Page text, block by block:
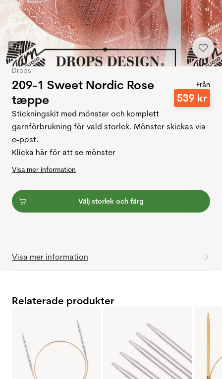
1/4
Drops
209-1 Sweet Nordic Rose
tæppe
Från
539 kr
Stickningskit med mönster och komplett
garnförbrukning för vald storlek. Mönster skickas via
e-post.
Klicka här för att se mönster
Visa mer information
Välj storlek och färg
Visa mer information
Relaterade produkter